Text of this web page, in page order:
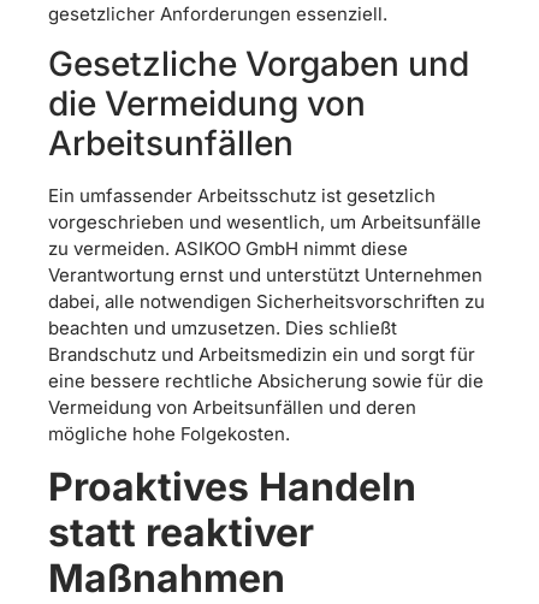
gesetzlicher Anforderungen essenziell.
Gesetzliche Vorgaben und
die Vermeidung von
Arbeitsunfällen
Ein umfassender Arbeitsschutz ist gesetzlich
vorgeschrieben und wesentlich, um Arbeitsunfälle
zu vermeiden. ASIKOO GmbH nimmt diese
Verantwortung ernst und unterstützt Unternehmen
dabei, alle notwendigen Sicherheitsvorschriften zu
beachten und umzusetzen. Dies schließt
Brandschutz und Arbeitsmedizin ein und sorgt für
eine bessere rechtliche Absicherung sowie für die
Vermeidung von Arbeitsunfällen und deren
mögliche hohe Folgekosten.
Proaktives Handeln
statt reaktiver
Maßnahmen